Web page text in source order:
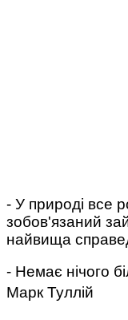
- У природі все
зобов'язаний
найвища
- Немає нічого
Марк Туллій